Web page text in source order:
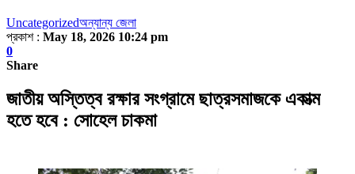
Uncategorizedঅন্যান্য জেলা
প্রকাশ : May 18, 2026 10:24 pm
0
Share
জাতীয় অস্তিত্ব রক্ষার সংগ্রামে ছাত্রসমাজকে একাত্ম
হতে হবে : সোহেল চাকমা